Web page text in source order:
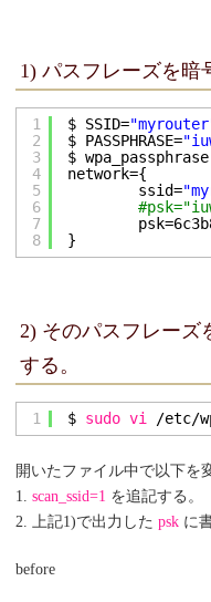
1) パスフレーズを暗
1
2
3
4
5
6
7
8
$ SSID=
$ PASSPHRASE=
$ wpa_passphrase
network={
ssid=
}
2) そのパスフレーズ
する。
1 $ sudo vi /etc/
開いたファイル中で以下を
1. scan_ssid=1 を追記する。
2. 上記1)で出力した psk に
before